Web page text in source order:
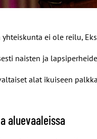
ei ole reilu,
naisten ja
alat ikuiseen
aluevaaleissa